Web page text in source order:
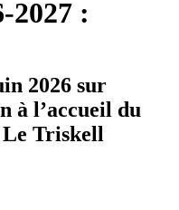
2027 :
2026 sur
à l’accueil du
Triskell